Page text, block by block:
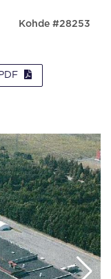
Kohde #28253